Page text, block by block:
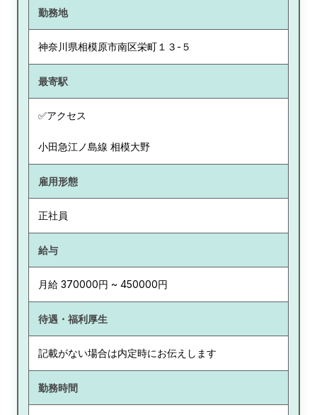
勤務地
神奈川県相模原市南区栄町１３-５
最寄駅
✅アクセス
小田急江ノ島線 相模大野
雇用形態
正社員
給与
月給 370000円 ~ 450000円
待遇・福利厚生
記載がない場合は内定時にお伝えします
勤務時間